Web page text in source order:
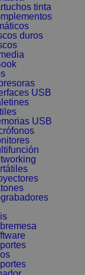
tinta
duros
USB
USB